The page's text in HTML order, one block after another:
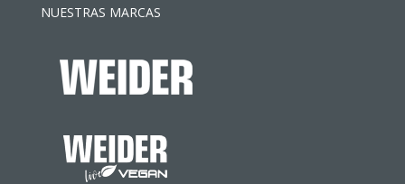
NUESTRAS MARCAS